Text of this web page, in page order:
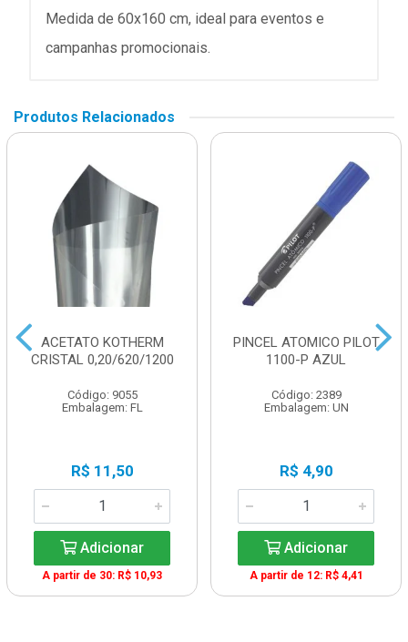
Medida de 60x160 cm, ideal para eventos e
campanhas promocionais.
Produtos Relacionados
ACETATO KOTHERM
CRISTAL 0,20/620/1200
Código: 9055
Embalagem: FL
R$ 11,50
Adicionar
A partir de 30: R$ 10,93
PINCEL ATOMICO PILOT
1100-P AZUL
Código: 2389
Embalagem: UN
R$ 4,90
Adicionar
A partir de 12: R$ 4,41